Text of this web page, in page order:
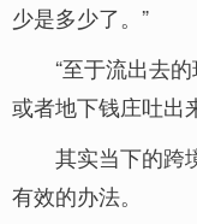
少是多少了。”
“至于流出去
或者地下钱庄吐出
其实当下的跨
有效的办法。